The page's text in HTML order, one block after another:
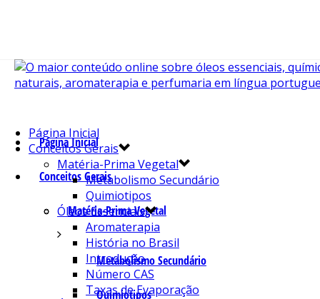
Página Inicial
Conceitos Gerais
Matéria-Prima Vegetal
Metabolismo Secundário
Quimiotipos
Página Inicial
Conceitos Gerais
Matéria-Prima Vegetal
Metabolismo Secundário
Quimiotipos
Óleos Essenciais
Aromaterapia
História no Brasil
Introdução
Número CAS
Taxas de Evaporação